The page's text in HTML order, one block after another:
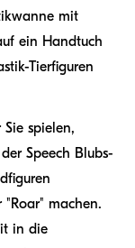
mit
ein Handtuch
Tierfiguren
Sie spielen,
Speech Blubs-
"Roar" machen.
in die